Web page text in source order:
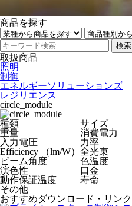
商品を探す
検索
取扱商品
照明
制御
エネルギーソリューションズ
レジリエンス
circle_module
種類
サイズ
重量
消費電力
入力電圧
力率
Efficiency （lm/W） 全光束
ビーム角度
色温度
演色性
口金
動作保証温度
寿命
その他
おすすめダウンロード・リンク